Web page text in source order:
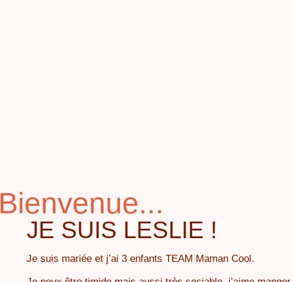
Bienvenue...
JE SUIS LESLIE !
Je suis mariée et j’ai 3 enfants TEAM Maman Cool.